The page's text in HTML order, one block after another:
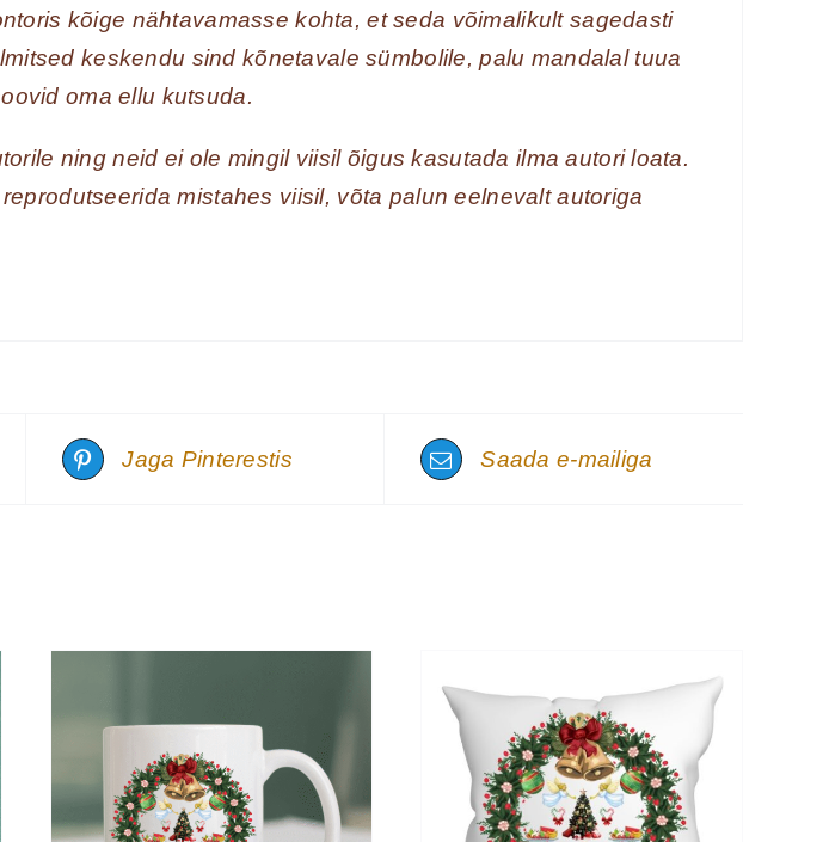
kõige nähtavamasse kohta, et seda võimalikult sagedasti
keskendu sind kõnetavale sümbolile, palu mandalal tuua
oma ellu kutsuda.
ning neid ei ole mingil viisil õigus kasutada ilma autori loata.
mistahes viisil, võta palun eelnevalt autoriga
Jaga Pinterestis Saada e-mailiga